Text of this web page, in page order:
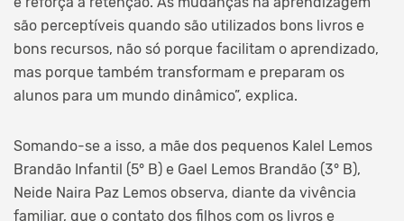
são perceptíveis quando são utilizados bons livros e
bons recursos, não só porque facilitam o aprendizado,
mas porque também transformam e preparam os
alunos para um mundo dinâmico”, explica.
Somando-se a isso, a mãe dos pequenos Kalel Lemos
Brandão Infantil (5° B) e Gael Lemos Brandão (3° B),
Neide Naira Paz Lemos observa, diante da vivência
familiar, que o contato dos filhos com os livros e